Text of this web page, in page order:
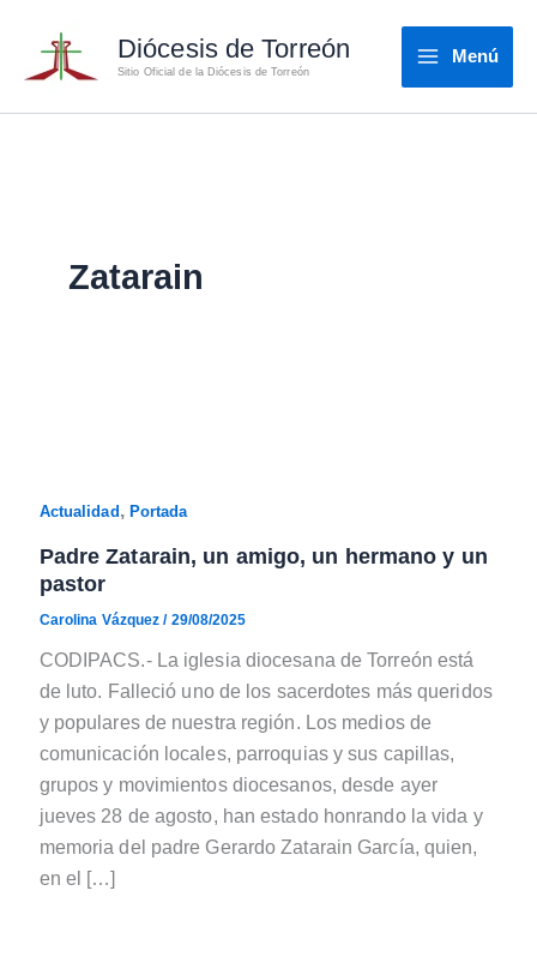
contenido
Diócesis de Torreón
Sitio Oficial de la Diócesis de Torreón
Menú
Zatarain
Actualidad , Portada
Padre Zatarain, un amigo, un hermano y un
pastor
Carolina Vázquez/ 29/08/2025
CODIPACS.- La iglesia diocesana de Torreón está
de luto. Falleció uno de los sacerdotes más queridos
y populares de nuestra región. Los medios de
comunicación locales, parroquias y sus capillas,
grupos y movimientos diocesanos, desde ayer
jueves 28 de agosto, han estado honrando la vida y
memoria del padre Gerardo Zatarain García, quien,
en el […]